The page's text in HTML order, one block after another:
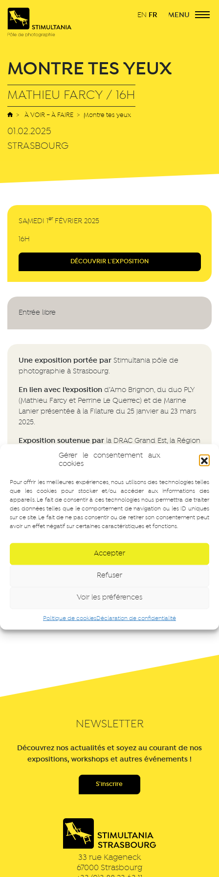
Gérer le consentement aux
cookies
Pour offrir les meilleures expériences, nous utilisons des technologies telles
que les cookies pour stocker et/ou accéder aux informations des
appareils. Le fait de consentir à ces technologies nous permettra de traiter
des données telles que le comportement de navigation ou les ID uniques
sur ce site. Le fait de ne pas consentir ou de retirer son consentement peut
avoir un effet négatif sur certaines caractéristiques et fonctions.
Accepter
Refuser
Voir les préférences
Politique de cookiesDéclaration de confidentialité
EN FR MENU
MONTRE TES YEUX
MATHIEU FARCY / 16H
À VOIR – À FAIRE Montre tes yeux
01.02.2025
STRASBOURG
SAMEDI 1er FÉVRIER 2025
16H
DÉCOUVRIR L'EXPOSITION
Entrée libre
Une exposition portée parStimultania pôle de
photographie à Strasbourg.
En lien avec l’exposition d’Arno Brignon, du duo PLY
(Mathieu Farcy et Perrine Le Querrec) et de Marine
Lanier présentée à la Filature du 25 janvier au 23 mars
2025.
Exposition soutenue parla DRAC Grand Est, la Région
Grand Est et la Ville de Strasbourg.
Participez à une discussion et un temps d’échange
privilégiés autour de l’exposition en présence de l’artiste.
Animée par Brigitte Patient.
NEWSLETTER
Découvrez nos actualités et soyez au courant de nos
expositions, workshops et autres événements !
33 rue Kageneck
67000 Strasbourg